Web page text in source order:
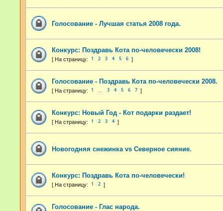
Голосование - Лучшая статья 2008 года.
Конкурс: Поздравь Кота по-человечески 2008!
1 2 3 4 5 6
Голосование - Поздравь Кота по-человечески 2008.
1 3 4 5 6 7
Конкурс: Новый Год - Кот подарки раздает!
1 2 3 4
Новогодняя снежинка vs Северное сияние.
Конкурс: Поздравь Кота по-человечески!
1 2
Голосование - Глас народа.